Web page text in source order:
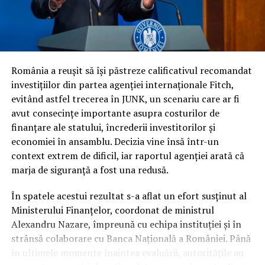
ratingului suveran, decizie justificată de tabloul
economic dificil: presiunile inflaționiste care au afectat
puterea de cumpărare, deciziile de înghețare a salariilor
și pensiilor și riscul persistent de a fi încadrați la
categoria de risc major (junk).
În ciuda acestor vulnerabilități și a presiunii uriașe pe
finanțele publice, autoritățile române au reușit să evite
scenariul negativ. Întrebarea esențială este cum a fost
posibil acest lucru, în condițiile în care datele
economice brute erau deja cunoscute de piețe.
Răspunsul nu a stat în prezentarea unor indicatori noi,
ci în garanțiile de conduită fiscală. În timp ce
autoritatea altor actori politici s-a erodat considerabil
pe parcursul mandatului, Nicușor Dan a rămas
interlocutorul strategic în care partenerii externi au
avut încredere totală.
România a reușit să își păstreze calificativul recomandat
investițiilor din partea agenției internaționale Fitch,
evitând astfel trecerea în JUNK, un scenariu care ar fi
avut consecințe importante asupra costurilor de
finanțare ale statului, încrederii investitorilor și
economiei în ansamblu. Decizia vine însă într-un
context extrem de dificil, iar raportul agenției arată că
marja de siguranță a fost una redusă.
În spatele acestui rezultat s-a aflat un efort susținut al
Ministerului Finanțelor, coordonat de ministrul
Alexandru Nazare, împreună cu echipa instituției și în
strânsă colaborare cu Banca Națională a României. Până
în ultimele momente înaintea evaluării, autoritățile au